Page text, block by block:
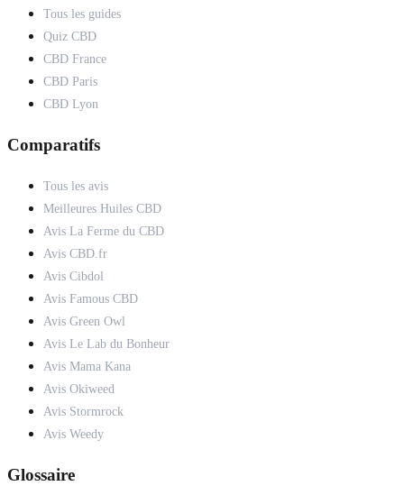
Tous les guides
Quiz CBD
CBD France
CBD Paris
CBD Lyon
Comparatifs
Tous les avis
Meilleures Huiles CBD
Avis La Ferme du CBD
Avis CBD.fr
Avis Cibdol
Avis Famous CBD
Avis Green Owl
Avis Le Lab du Bonheur
Avis Mama Kana
Avis Okiweed
Avis Stormrock
Avis Weedy
Glossaire